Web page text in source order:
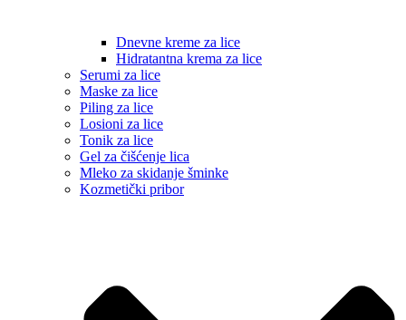
Dnevne kreme za lice
Hidratantna krema za lice
Serumi za lice
Maske za lice
Piling za lice
Losioni za lice
Tonik za lice
Gel za čišćenje lica
Mleko za skidanje šminke
Kozmetički pribor